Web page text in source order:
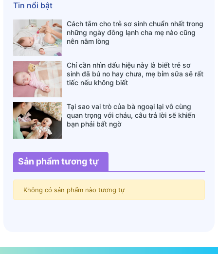
Tin nổi bật
Cách tắm cho trẻ sơ sinh chuẩn nhất trong
những ngày đông lạnh cha mẹ nào cũng
nên nằm lòng
Chỉ cần nhìn dấu hiệu này là biết trẻ sơ
sinh đã bú no hay chưa, mẹ bỉm sữa sẽ rất
tiếc nếu không biết
Tại sao vai trò của bà ngoại lại vô cùng
quan trọng với cháu, câu trả lời sẽ khiến
bạn phải bất ngờ
Sản phẩm tương tự
Không có sản phẩm nào tương tự